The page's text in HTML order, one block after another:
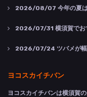
2026/08/07 今年の夏
2026/07/31 横須賀で
2026/07/24 ツバメが
ヨコスカイチバン
ヨコスカイチバンは横須賀